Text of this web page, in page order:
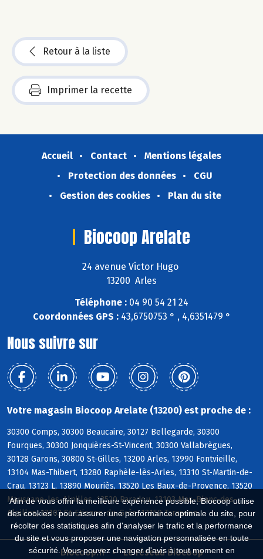
Afin de vous offrir la meilleure expérience possible, Biocoop utilise
des cookies : pour assurer une performance optimale du site, pour
récolter des statistiques afin d'analyser le trafic et la performance
du site et vous proposer une navigation personnalisée en toute
sécurité. Vous pouvez changer d'avis à tout moment en
Retour à la liste
Imprimer la recette
Accueil Contact
Mentions légales
Protection des données
CGU
Gestion des cookies
Plan du site
Biocoop Arelate
24 avenue Victor Hugo
13200 Arles
Téléphone : 04 90 54 21 24
Coordonnées GPS :43,6750753 ° , 4,6351479 °
Nous suivre sur
Votre magasin Biocoop Arelate (13200) est proche de :
30300 Comps, 30300 Beaucaire, 30127 Bellegarde, 30300
Fourques, 30300 Jonquières-St-Vincent, 30300 Vallabrègues,
30128 Garons, 30800 St-Gilles, 13200 Arles, 13990 Fontvieille,
13104 Mas-Thibert, 13280 Raphèle-lès-Arles, 13310 St-Martin-de-
Crau, 13123 L, 13890 Mouriès, 13520 Les Baux-de-Provence, 13520
Maussane-les-Alpilles, 13520 Paradou, 13103 Mas-Blanc-des-
Alpilles, 13103 St-Etienne-du-Grès, 13150 Tarascon
Biocoop.fr Le réseau Biocoop